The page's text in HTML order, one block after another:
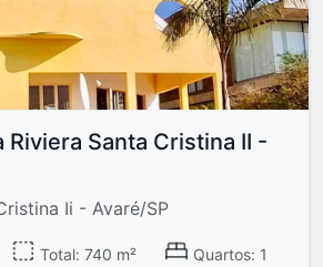
Riviera Santa Cristina II -
Ii - Avaré/SP
Total: 740 m²
Quartos: 1